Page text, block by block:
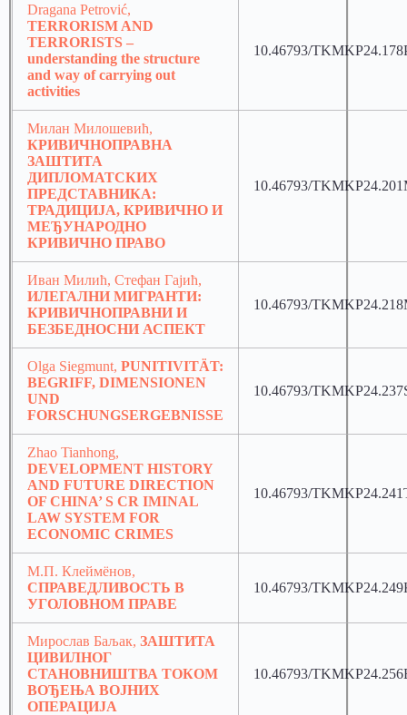
Dragana Petrović,
TERRORISM AND
TERRORISTS –
understanding the structure
and way of carrying out
activities
10.46793/
Милан Милошевић,
КРИВИЧНОПРАВНА
ЗАШТИТА
ДИПЛОМАТСКИХ
ПРЕДСТАВНИКА:
ТРАДИЦИЈА, КРИВИЧНО И
МЕЂУНАРОДНО
КРИВИЧНО ПРАВО
10.46793/
Иван Милић, Стефан Гајић,
ИЛЕГАЛНИ МИГРАНТИ:
КРИВИЧНОПРАВНИ И
БЕЗБЕДНОСНИ АСПЕКТ
10.46793/
Olga Siegmunt, PUNITIVITÄT:
BEGRIFF, DIMENSIONEN
UND
FORSCHUNGSERGEBNISSE
10.46793/
Zhao Tianhong,
DEVELOPMENT HISTORY
AND FUTURE DIRECTION
OF CHINA’ S CR IMINAL
LAW SYSTEM FOR
ECONOMIC CRIMES
10.46793/
М.П. Клеймёнов,
СПРАВЕДЛИВОСТЬ В
УГОЛОВНОМ ПРАВЕ
10.46793/
Мирослав Баљак, ЗАШТИТА
ЦИВИЛНОГ
СТАНОВНИШТВА ТОКОМ
ВОЂЕЊА ВОЈНИХ
ОПЕРАЦИЈА
10.46793/